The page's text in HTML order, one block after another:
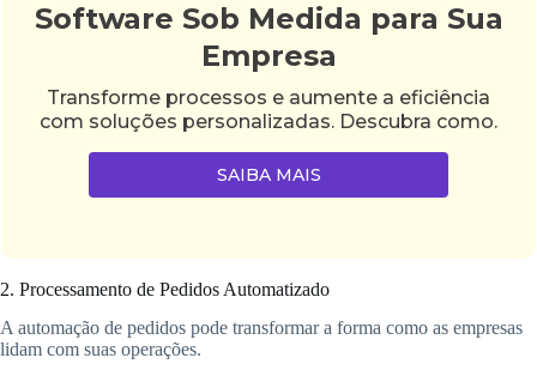
Software Sob Medida para Sua
Empresa
Transforme processos e aumente a eficiência
com soluções personalizadas. Descubra como.
SAIBA MAIS
2. Processamento de Pedidos Automatizado
A automação de pedidos pode transformar a forma como as empresas
lidam com suas operações.